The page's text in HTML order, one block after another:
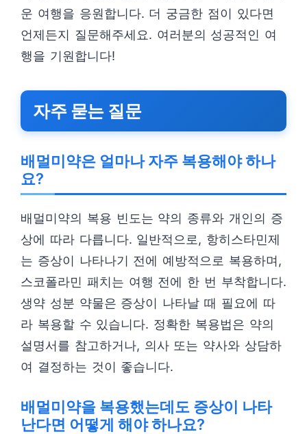
운 여행을 응원합니다. 더 궁금한 점이 있다면
언제든지 질문해주세요. 여러분의 성공적인 여
행을 기원합니다!
자주 묻는 질문
배멀미약은 얼마나 자주 복용해야 하나
요?
배멀미약의 복용 빈도는 약의 종류와 개인의 증
상에 따라 다릅니다. 일반적으로, 항히스타민제
는 증상이 나타나기 전에 예방적으로 복용하며,
스코폴라민 패치는 여행 전에 한 번 부착합니다.
생약 성분 약물은 증상이 나타날 때 필요에 따
라 복용할 수 있습니다. 정확한 복용법은 약의
설명서를 참고하거나, 의사 또는 약사와 상담하
여 결정하는 것이 좋습니다.
배멀미약을 복용했는데도 증상이 나타
난다면 어떻게 해야 하나요?